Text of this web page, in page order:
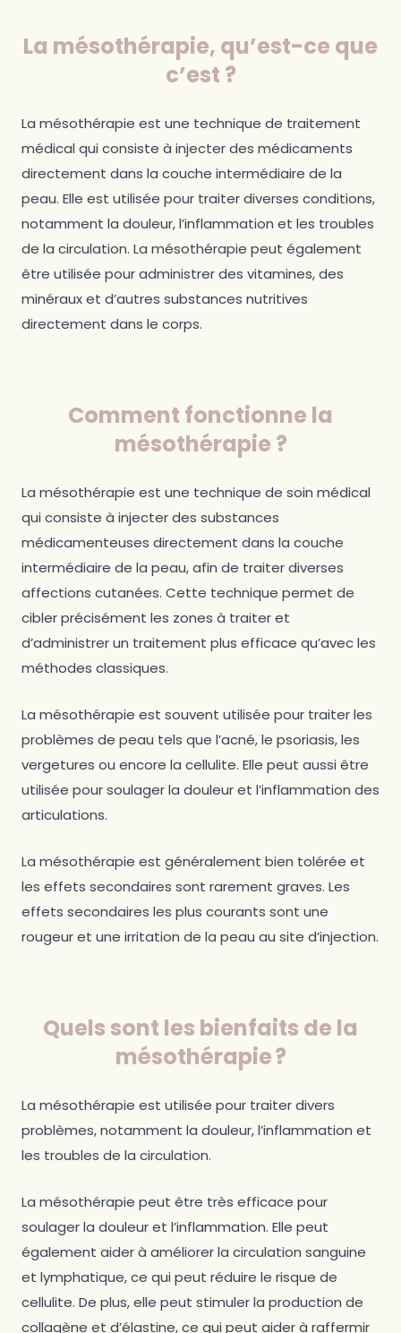
La mésothérapie, qu’est-ce que
c’est ?
La mésothérapie est une technique de traitement
médical qui consiste à injecter des médicaments
directement dans la couche intermédiaire de la
peau. Elle est utilisée pour traiter diverses conditions,
notamment la douleur, l’inflammation et les troubles
de la circulation. La mésothérapie peut également
être utilisée pour administrer des vitamines, des
minéraux et d’autres substances nutritives
directement dans le corps.
Comment fonctionne la
mésothérapie ?
La mésothérapie est une technique de soin médical
qui consiste à injecter des substances
médicamenteuses directement dans la couche
intermédiaire de la peau, afin de traiter diverses
affections cutanées. Cette technique permet de
cibler précisément les zones à traiter et
d’administrer un traitement plus efficace qu’avec les
méthodes classiques.
La mésothérapie est souvent utilisée pour traiter les
problèmes de peau tels que l’acné, le psoriasis, les
vergetures ou encore la cellulite. Elle peut aussi être
utilisée pour soulager la douleur et l’inflammation des
articulations.
La mésothérapie est généralement bien tolérée et
les effets secondaires sont rarement graves. Les
effets secondaires les plus courants sont une
rougeur et une irritation de la peau au site d’injection.
Quels sont les bienfaits de la
mésothérapie ?
La mésothérapie est utilisée pour traiter divers
problèmes, notamment la douleur, l’inflammation et
les troubles de la circulation.
La mésothérapie peut être très efficace pour
soulager la douleur et l’inflammation. Elle peut
également aider à améliorer la circulation sanguine
et lymphatique, ce qui peut réduire le risque de
cellulite. De plus, elle peut stimuler la production de
collagène et d’élastine, ce qui peut aider à raffermir